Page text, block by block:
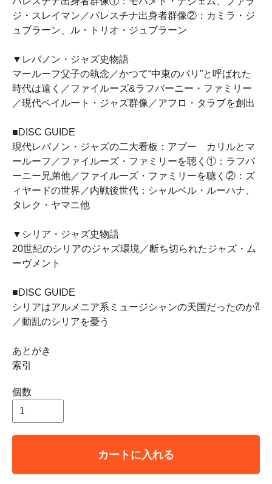
ジ・スレイマン／パレスチナ出身者群像②：カミラ・ジ
ュブラーン、ル・トリオ・ジュブラーン
▼レバノン・ジャズ史物語
マールーフ父子の執念／かつて“中東のパリ”と呼ばれた
時代は遠く／ファイルーズ&ラフバーニー・ファミリー
／現代ベイルート・ジャズ群像／アフロ・タラブを創出
■DISC GUIDE
現代レバノン・ジャズの二大看板：アブー゠カリルとマ
ールーフ／ファイルーズ・ファミリーを聴く①：ラフバ
ーニー兄弟他／ファイルーズ・ファミリーを聴く②：ズ
ィヤードの世界／内戦後世代：シャルベル・ルーハナ、
タレク・ヤマニ他
▼シリア・ジャズ史物語
20世紀のシリアのジャズ環境／断ち切られたジャズ・ム
ーヴメント
■DISC GUIDE
シリアはアルメニア系ミュージシャンの天国だったのか⁈
／動乱のシリアを憂う
あとがき
索引
個数
カートに入れる